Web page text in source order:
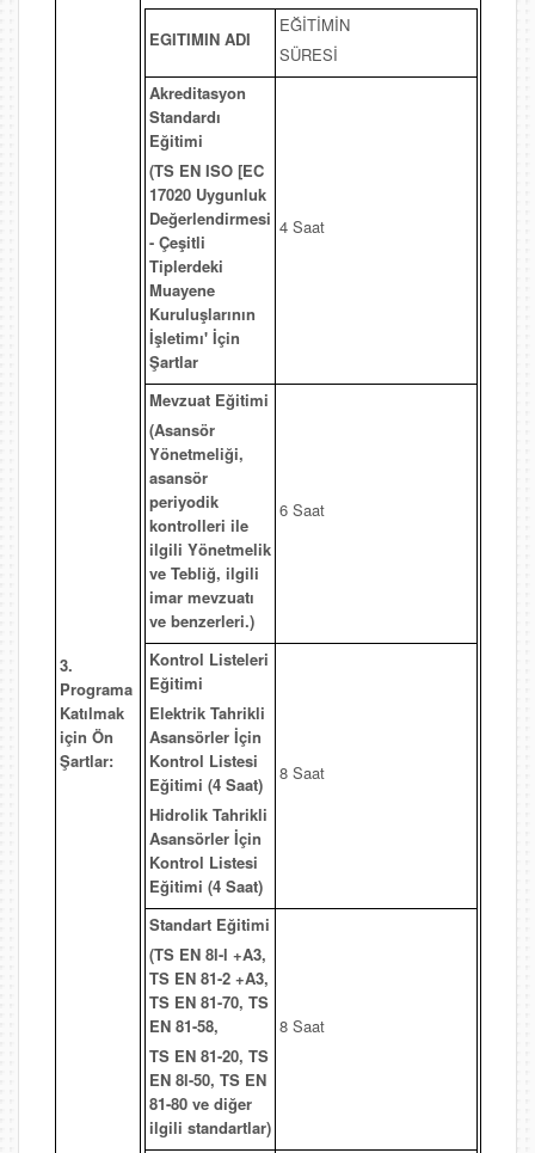
3.
Programa
Katılmak
için Ön
Şartlar:
EGITIMIN ADI
EĞİTİMİN
SÜRESİ
Akreditasyon
Standardı
Eğitimi
(TS EN ISO [EC
17020 Uygunluk
Değerlendirmesi
- Çeşitli
Tiplerdeki
Muayene
Kuruluşlarının
İşletimı' İçin
Şartlar
4 Saat
Mevzuat Eğitimi
(Asansör
Yönetmeliği,
asansör
periyodik
kontrolleri ile
ilgili Yönetmelik
ve Tebliğ, ilgili
imar mevzuatı
ve benzerleri.)
6 Saat
Kontrol Listeleri
Eğitimi
Elektrik Tahrikli
Asansörler İçin
Kontrol Listesi
Eğitimi (4 Saat)
Hidrolik Tahrikli
Asansörler İçin
Kontrol Listesi
Eğitimi (4 Saat)
8 Saat
Standart Eğitimi
(TS EN 8l-l +A3,
TS EN 81-2 +A3,
TS EN 81-70, TS
EN 81-58,
TS EN 81-20, TS
EN 8l-50, TS EN
81-80 ve diğer
ilgili standartlar)
8 Saat